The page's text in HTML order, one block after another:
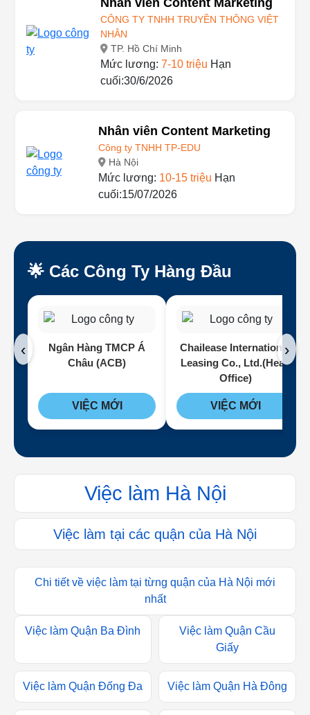
Nhân viên Content Marketing
CÔNG TY TNHH TRUYỀN THÔNG VIỆT
NHÂN
TP. Hồ Chí Minh
Mức lương:7-10 triệu
Nhân viên Content Marketing
Công ty TNHH TP-EDU
Hà Nội
Mức lương:10-15 triệu
🌟 Các Công Ty Hàng Đầu
‹ ›
Ngân Hàng TMCP Á
Chailease International
Leasing Co., Ltd.(Head
Office)
Việc làm Hà Nội
Việc làm tại các quận của Hà Nội
Chi tiết về việc làm tại từng quận của Hà Nội mới
nhất
Việc làm Quận Cầu
Giấy
Việc làm Quận Đống Đa Việc làm Quận Hà Đông